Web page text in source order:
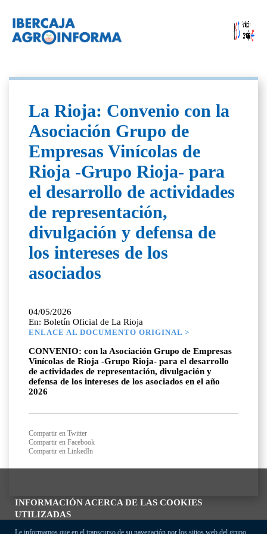
INFORMACIÓN ACERCA DE LAS COOKIES
UTILIZADAS
Le informamos que en el transcurso de su navegación por los sitios web del grupo
La Rioja: Convenio con la
Asociación Grupo de
Empresas Vinícolas de
Rioja -Grupo Rioja- para
el desarrollo de actividades
de representación,
divulgación y defensa de
los intereses de los
asociados
04/05/2026
En: Boletín Oficial de La Rioja
ENLACE AL DOCUMENTO ORIGINAL >
CONVENIO: con la Asociación Grupo de Empresas
Vinícolas de Rioja -Grupo Rioja- para el desarrollo
de actividades de representación, divulgación y
defensa de los intereses de los asociados en el año
2026
Compartir en Twitter
Compartir en Facebook
Compartir en LinkedIn